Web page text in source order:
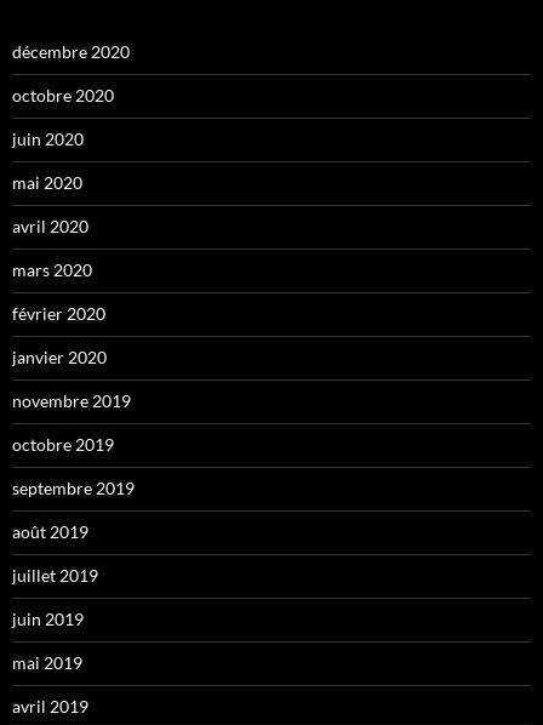
décembre 2020
octobre 2020
juin 2020
mai 2020
avril 2020
mars 2020
février 2020
janvier 2020
novembre 2019
octobre 2019
septembre 2019
août 2019
juillet 2019
juin 2019
mai 2019
avril 2019